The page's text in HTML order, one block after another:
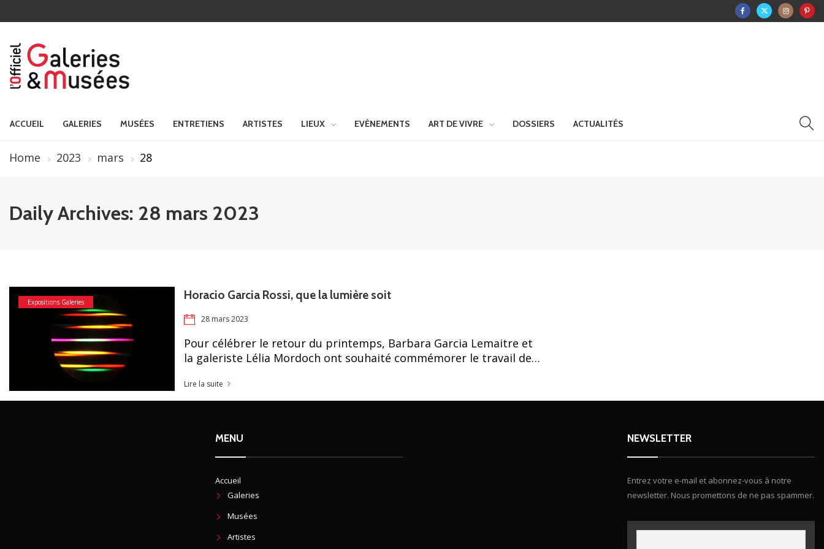
ACCUEIL GALERIES MUSÉES ENTRETIENS ARTISTES LIEUX EVÈNEMENTS ART DE VIVRE DOSSIERS ACTUALITÉS
Home 2023 mars 28
Daily Archives: 28 mars 2023
Expositions Galeries Horacio Garcia Rossi, que la lumière soit
28 mars 2023
Pour célébrer le retour du printemps, Barbara Garcia Lemaitre et
la galeriste Lélia Mordoch ont souhaité commémorer le travail de…
Lire la suite
MENU
Accueil
Galeries
Musées
Artistes
NEWSLETTER
Entrez votre e-mail et abonnez-vous à notre
newsletter. Nous promettons de ne pas spammer.